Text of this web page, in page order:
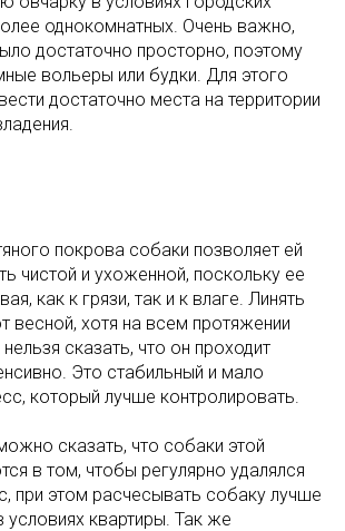
однокомнатных. Очень важно,
достаточно просторно, поэтому
вольеры или будки. Для этого
достаточно места на территории
покрова собаки позволяет ей
чистой и ухоженной, поскольку ее
как к грязи, так и к влаге. Линять
весной, хотя на всем протяжении
сказать, что он проходит
Это стабильный и мало
который лучше контролировать.
сказать, что собаки этой
в том, чтобы регулярно удалялся
при этом расчесывать собаку лучше
условиях квартиры. Так же